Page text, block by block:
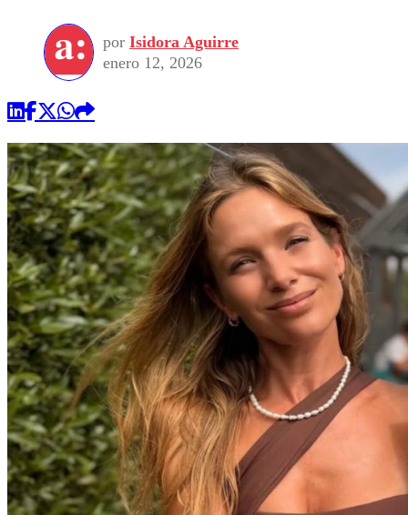
Seleccion Chilena
Torneo Internacional
Universidad de Chile
Economía
Internacional
Sustentabilidad
Publicaciones en medios
Opinión
por Isidora Aguirre
enero 12, 2026